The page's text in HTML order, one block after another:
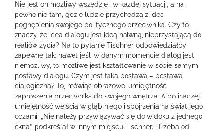
Nie jest on możliwy wszędzie i w każdej sytuacji, a na
pewno nie tam, gdzie ludzie przychodzą z ideą
pognębienia swojego politycznego przeciwnika. Czy to
znaczy, że idea dialogu jest ideą naiwną, nieprzystającą do
realiów życia? Na to pytanie Tischner odpowiedziałby
zapewne tak: nawet jeśli w danym momencie dialog jest
niemożliwy, to możliwe jest kształtowanie w sobie samym
postawy dialogu. Czym jest taka postawa – postawa
dialogiczna? To, mówiąc obrazowo, umiejętność
zaproszenia przeciwnika do swojego wnętrza. Albo inaczej:
umiejętność wejścia w głąb niego i spojrzenia na świat jego
oczami. „Nie należy przywiązywać się do widoku z jednego
okna”, podkreślał w innym miejscu Tischner. „Trzeba od